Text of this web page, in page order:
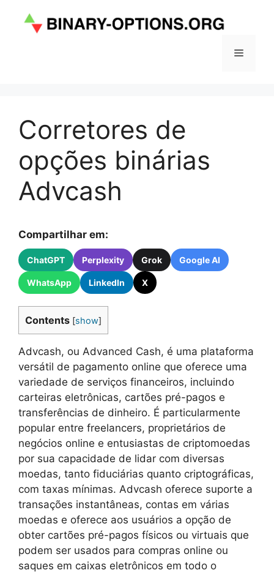
Menu
Corretores de
opções binárias
Advcash
Compartilhar em:
ChatGPT Perplexity Grok Google AI
WhatsApp LinkedIn X
Contents [show]
Advcash, ou Advanced Cash, é uma plataforma
versátil de pagamento online que oferece uma
variedade de serviços financeiros, incluindo
carteiras eletrônicas, cartões pré-pagos e
transferências de dinheiro. É particularmente
popular entre freelancers, proprietários de
negócios online e entusiastas de criptomoedas
por sua capacidade de lidar com diversas
moedas, tanto fiduciárias quanto criptográficas,
com taxas mínimas. Advcash oferece suporte a
transações instantâneas, contas em várias
moedas e oferece aos usuários a opção de
obter cartões pré-pagos físicos ou virtuais que
podem ser usados ​​para compras online ou
saques em caixas eletrônicos em todo o